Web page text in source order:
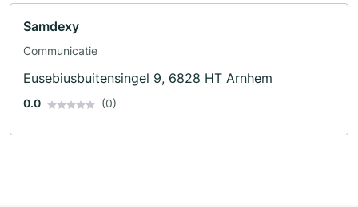
Samdexy
Communicatie
Eusebiusbuitensingel 9, 6828 HT Arnhem
0.0 (0)